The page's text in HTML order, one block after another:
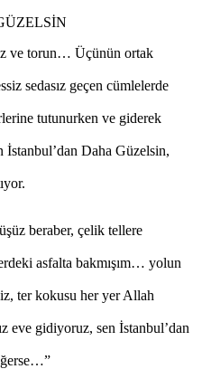
ve torun… Üçünün ortak
sedasız geçen cümlelerde
tutunurken ve giderek
Daha Güzelsin,
beraber, çelik tellere
asfalta bakmışım… yolun
ter kokusu her yer Allah
eve gidiyoruz, sen İstanbul’dan